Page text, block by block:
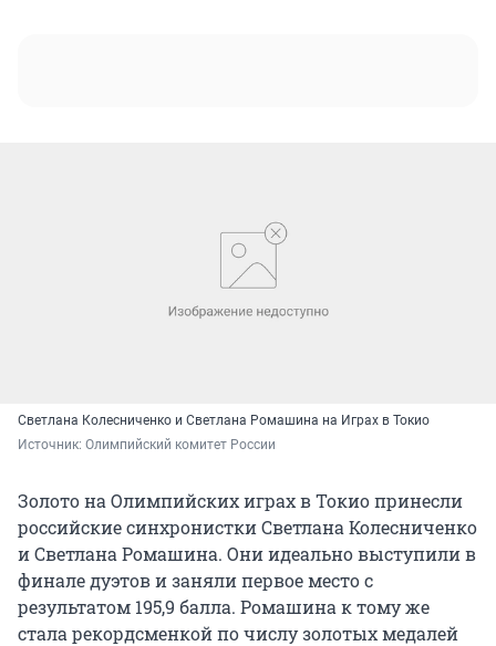
Светлана Колесниченко и Светлана Ромашина на Играх в Токио
Источник: Олимпийский комитет России
Золото на Олимпийских играх в Токио принесли
российские синхронистки Светлана Колесниченко
и Светлана Ромашина. Они идеально выступили в
финале дуэтов и заняли первое место с
результатом 195,9 балла. Ромашина к тому же
стала рекордсменкой по числу золотых медалей